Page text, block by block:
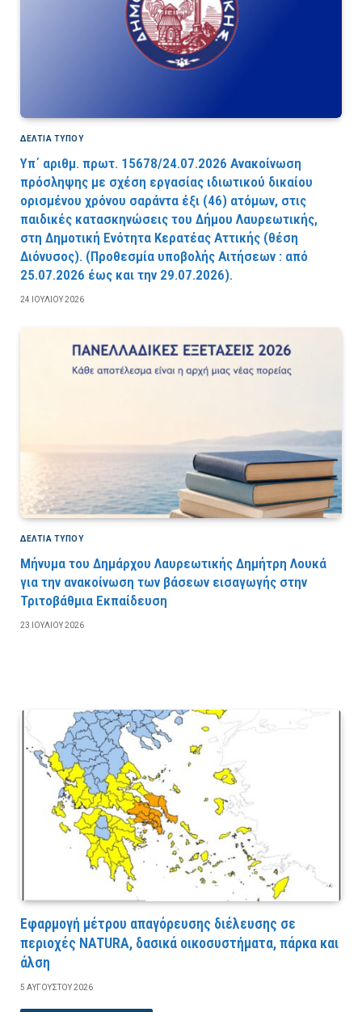
ΔΕΛΤΙΑ ΤΥΠΟΥ
Υπ΄ αριθμ. πρωτ. 15678/24.07.2026 Ανακοίνωση
πρόσληψης με σχέση εργασίας ιδιωτικού δικαίου
ορισμένου χρόνου σαράντα έξι (46) ατόμων, στις
παιδικές κατασκηνώσεις του Δήμου Λαυρεωτικής,
στη Δημοτική Ενότητα Κερατέας Αττικής (θέση
Διόνυσος). (Προθεσμία υποβολής Αιτήσεων : από
25.07.2026 έως και την 29.07.2026).
24 ΙΟΥΛΊΟΥ 2026
ΔΕΛΤΙΑ ΤΥΠΟΥ
Μήνυμα του Δημάρχου Λαυρεωτικής Δημήτρη Λουκά
για την ανακοίνωση των βάσεων εισαγωγής στην
Τριτοβάθμια Εκπαίδευση
23 ΙΟΥΛΊΟΥ 2026
Εφαρμογή μέτρου απαγόρευσης διέλευσης σε
περιοχές NATURA, δασικά οικοσυστήματα, πάρκα και
άλση
5 ΑΥΓΟΎΣΤΟΥ 2026